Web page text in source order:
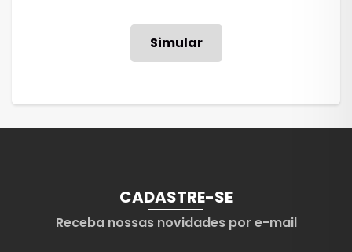
Simular
CADASTRE-SE
Receba nossas novidades por e-mail